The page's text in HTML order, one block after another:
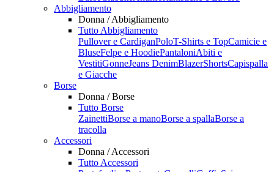
Abbigliamento
Donna / Abbigliamento
Tutto Abbigliamento
Pullover e CardiganPoloT-Shirts e TopCamicie e
BluseFelpe e HoodiePantaloniAbiti e
VestitiGonneJeans DenimBlazerShortsCapispalla
e Giacche
Borse
Donna / Borse
Tutto Borse
ZainettiBorse a manoBorse a spallaBorse a
tracolla
Accessori
Donna / Accessori
Tutto Accessori